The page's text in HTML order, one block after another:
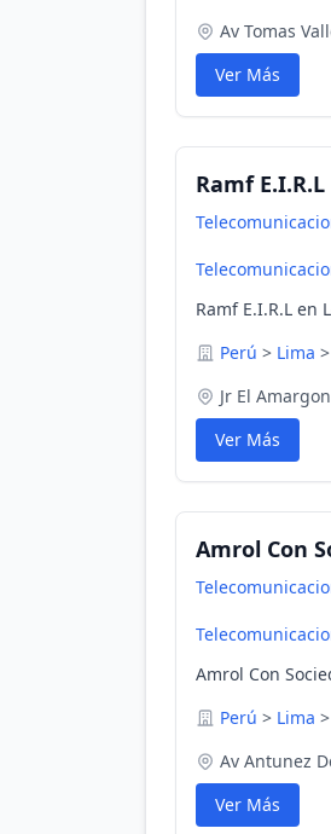
Av Tomas
Ver Más
Ramf E.I.R.L
Ramf E.I.R.L en
Perú > Lima >
Jr El
Ver Más
Amrol Con
Amrol Con
Perú > Lima >
Av Antunez
Ver Más